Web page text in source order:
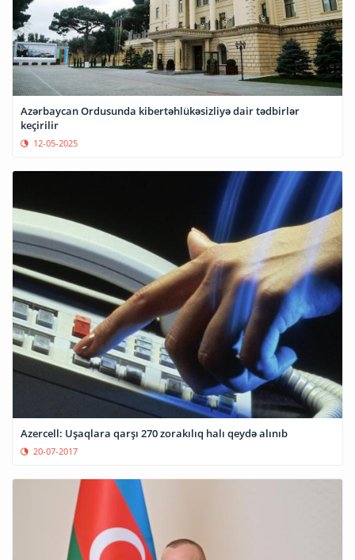
Azərbaycan Ordusunda kibertəhlükəsizliyə dair tədbirlər
keçirilir
12-05-2025
Azercell: Uşaqlara qarşı 270 zorakılıq halı qeydə alınıb
20-07-2017